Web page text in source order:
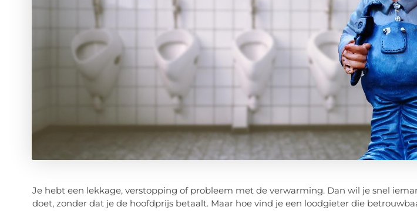
Je hebt een lekkage, verstopping of probleem met de verwarming. Dan wil je snel
doet, zonder dat je de hoofdprijs betaalt. Maar hoe vind je een loodgieter die